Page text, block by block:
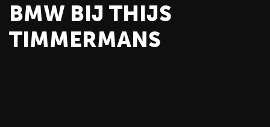
BMW BIJ THIJS
TIMMERMANS